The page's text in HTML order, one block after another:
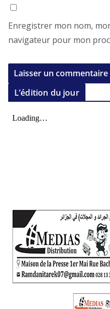
Enregistrer mon nom,
navigateur pour mon
L’édition du jour